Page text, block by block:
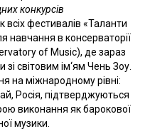
конкурсів
фестивалів «Таланти
навчання в консерваторії
of Music), де зараз
світовим ім‘ям Чень Зоу.
на міжнародному рівні:
Росія, підтверджуються
виконання як барокової
музики.